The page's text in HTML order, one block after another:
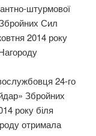
штурмової
Сил
2014 року
24-го
Збройних
року біля
отримала